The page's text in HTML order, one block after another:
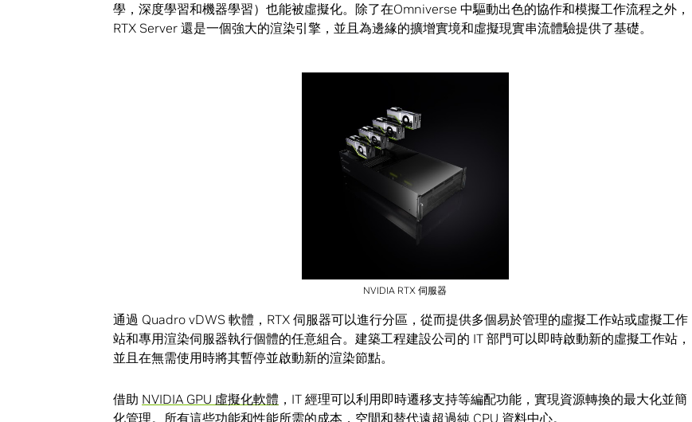
學，深度學習和機器學習）也能被虛擬化。除了在Omniverse 中驅動出色的協作和模擬工作流程之外，
RTX Server 還是一個強大的渲染引擎，並且為邊緣的擴增實境和虛擬現實串流體驗提供了基礎。
NVIDIA RTX 伺服器
通過 Quadro vDWS 軟體，RTX 伺服器可以進行分區，從而提供多個易於管理的虛擬工作站或虛擬工作
站和專用渲染伺服器執行個體的任意組合。建築工程建設公司的 IT 部門可以即時啟動新的虛擬工作站，
並且在無需使用時將其暫停並啟動新的渲染節點。
借助 NVIDIA GPU 虛擬化軟體 ，IT 經理可以利用即時遷移支持等編配功能，實現資源轉換的最大化並簡
化管理。所有這些功能和性能所需的成本，空間和替代遠超過純 CPU 資料中心。